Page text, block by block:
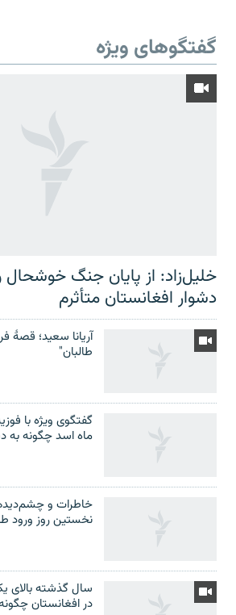
گفتگوهای ویژه
خلیل‌زاد: از پایان جنگ خوشحال
دشوار افغانستان متأثرم
آریانا سعید؛ قصۀ
طالبان"
ماه اسد چگونه به
خاطرات و
نخستین روز ورود
سال گذشته بالای
در افغانستان